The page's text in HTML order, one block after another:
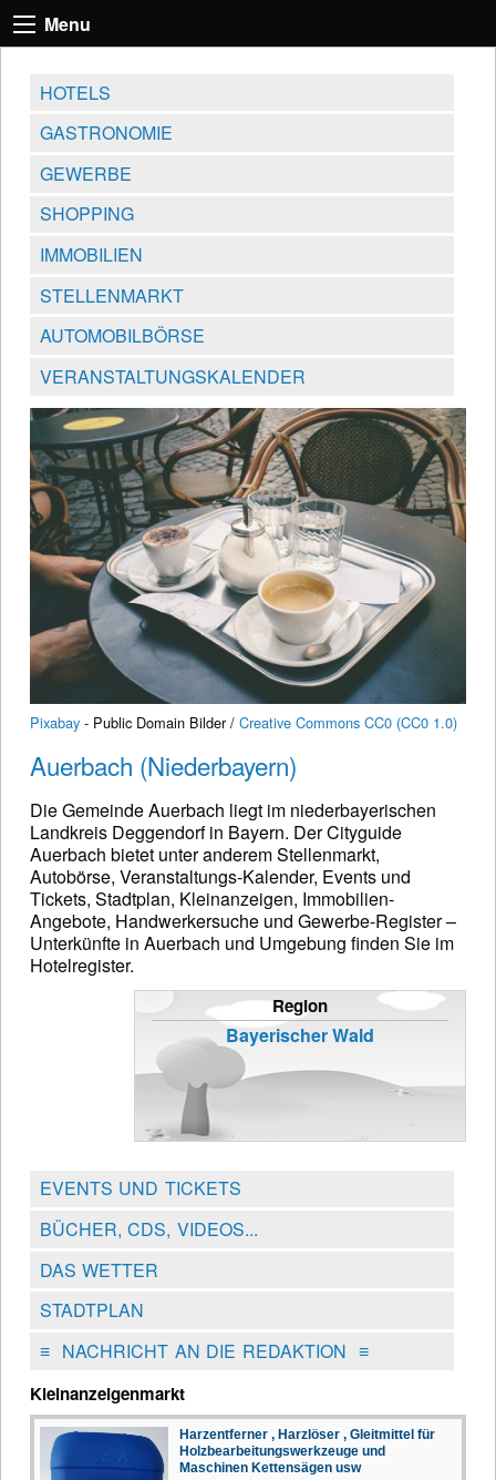
Menu
HOTELS
GASTRONOMIE
GEWERBE
SHOPPING
IMMOBILIEN
STELLENMARKT
AUTOMOBILBÖRSE
VERANSTALTUNGSKALENDER
Pixabay - Public Domain Bilder / Creative Commons CC0 (CC0 1.0)
Auerbach (Niederbayern)
Die Gemeinde Auerbach liegt im niederbayerischen
Landkreis Deggendorf in Bayern. Der Cityguide
Auerbach bietet unter anderem Stellenmarkt,
Autobörse, Veranstaltungs-Kalender, Events und
Tickets, Stadtplan, Kleinanzeigen, Immobilien-
Angebote, Handwerkersuche und Gewerbe-Register –
Unterkünfte in Auerbach und Umgebung finden Sie im
Hotelregister.
Region
Bayerischer Wald
EVENTS UND TICKETS
BÜCHER, CDS, VIDEOS...
DAS WETTER
STADTPLAN
≡NACHRICHT AN DIE REDAKTION ≡
Kleinanzeigenmarkt
Harzentferner , Harzlöser , Gleitmittel für
Holzbearbeitungswerkzeuge und
Maschinen Kettensägen usw